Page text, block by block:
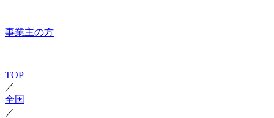
事業主の方
TOP
／
全国
／